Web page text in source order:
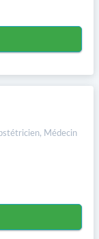
Médecin